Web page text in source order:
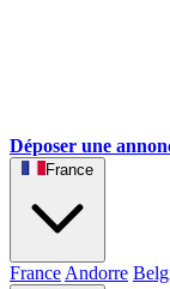
Déposer une
France
France Andorre